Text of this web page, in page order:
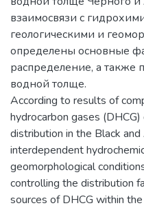
взаимосвязи с
геологическими и
определены основные
распределение, а также
водной толще.
According to results of
hydrocarbon gases
distribution in the Black
interdependent
geomorphological
controlling the distribution
sources of DHCG within